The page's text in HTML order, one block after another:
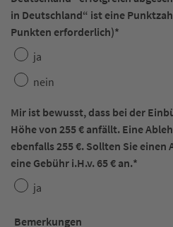
in Deutschland“ ist eine
Punkten erforderlich)*
ja
nein
Mir ist bewusst, dass bei der
Höhe von 255 € anfällt. Eine
ebenfalls 255 €. Sollten Sie
eine Gebühr i.H.v. 65 € an.*
ja
Bemerkungen